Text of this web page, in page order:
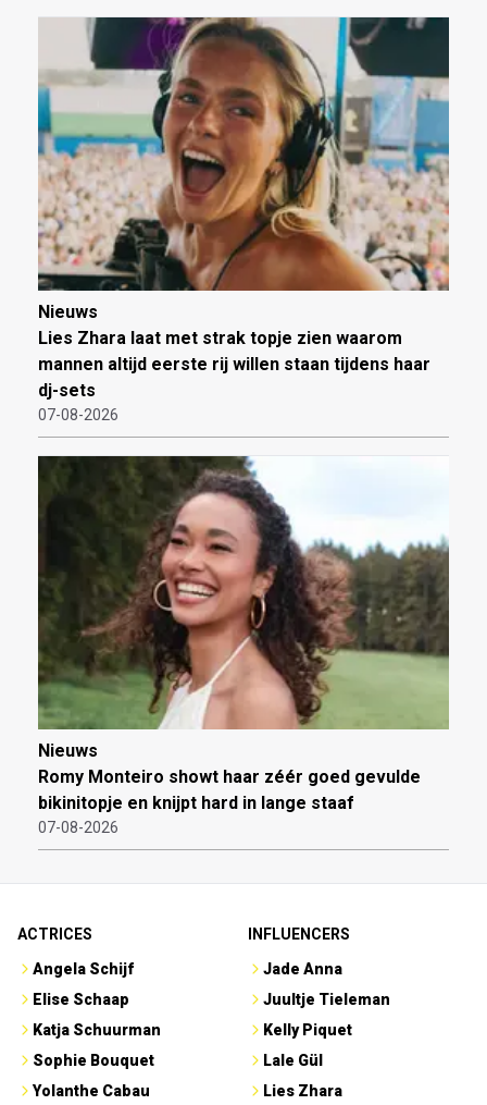
Nieuws
Lies Zhara laat met strak topje zien waarom
mannen altijd eerste rij willen staan tijdens haar
dj-sets
07-08-2026
Nieuws
Romy Monteiro showt haar zéér goed gevulde
bikinitopje en knijpt hard in lange staaf
07-08-2026
ACTRICES
Angela Schijf
Elise Schaap
Katja Schuurman
Sophie Bouquet
Yolanthe Cabau
INFLUENCERS
Jade Anna
Juultje Tieleman
Kelly Piquet
Lale Gül
Lies Zhara